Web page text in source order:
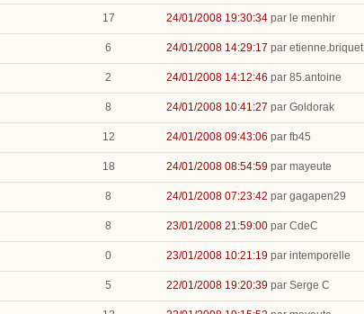
17 24/01/2008 19:30:34 par le menhir
6 24/01/2008 14:29:17 par etienne.briquet
2 24/01/2008 14:12:46 par 85.antoine
8 24/01/2008 10:41:27 par Goldorak
12 24/01/2008 09:43:06 par fb45
18 24/01/2008 08:54:59 par mayeute
8 24/01/2008 07:23:42 par gagapen29
8 23/01/2008 21:59:00 par CdeC
0 23/01/2008 10:21:19 par intemporelle
5 22/01/2008 19:20:39 par Serge C